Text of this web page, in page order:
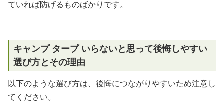
ていれば防げるものばかりです。
キャンプ タープ いらないと思って後悔しやすい
選び方とその理由
以下のような選び方は、後悔につながりやすいため注意し
てください。